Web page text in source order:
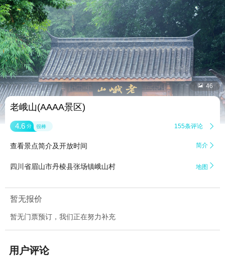
 46
老峨山(AAAA景区)
4.6 分 很棒 155条评论 
查看景点简介及开放时间 简介 
四川省眉山市丹棱县张场镇峨山村 地图 
暂无报价
暂无门票预订，我们正在努力补充
用户评论
